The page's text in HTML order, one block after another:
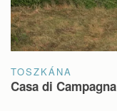
TOSZKÁNA
Casa di Campagna